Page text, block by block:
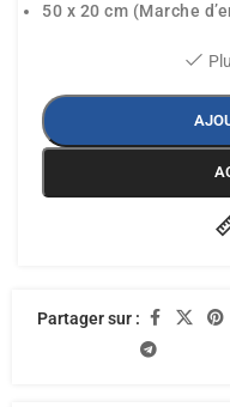
50 x 20 cm (Marche
Partager sur :